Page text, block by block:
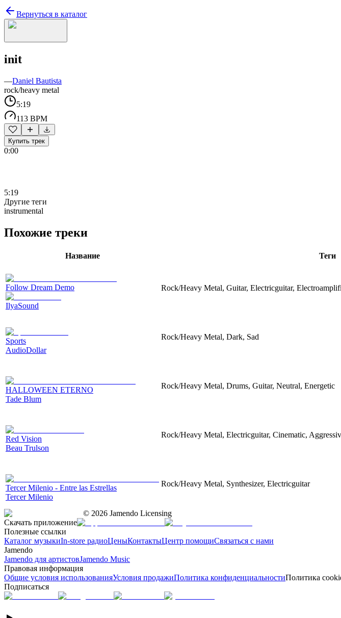
Вернуться в каталог
init
—Daniel Bautista
rock/heavy metal
5:19
113 BPM
Купить трек
0:00
5:19
Другие теги
instrumental
Похожие треки
Название Теги
Follow Dream Demo
IlyaSound
Rock/Heavy Metal, Guitar, Electricguitar,
Sports
AudioDollar
Rock/Heavy Metal, Dark, Sad
HALLOWEEN ETERNO
Tade Blum
Rock/Heavy Metal, Drums, Guitar, Neutral, Energetic
Red Vision
Beau Trulson
Rock/Heavy Metal, Electricguitar, Cinematic,
Tercer Milenio - Entre las Estrellas
Tercer Milenio
Rock/Heavy Metal, Synthesizer, Electricguitar
© 2026 Jamendo Licensing
Скачать приложение
Полезные ссылки
Каталог музыкиIn-store радиоЦеныКонтактыЦентр помощиСвязаться с нами
Jamendo
Jamendo для артистовJamendo Music
Правовая информация
Общие условия использованияУсловия продажиПолитика конфиденциальностиПолитика
Подписаться